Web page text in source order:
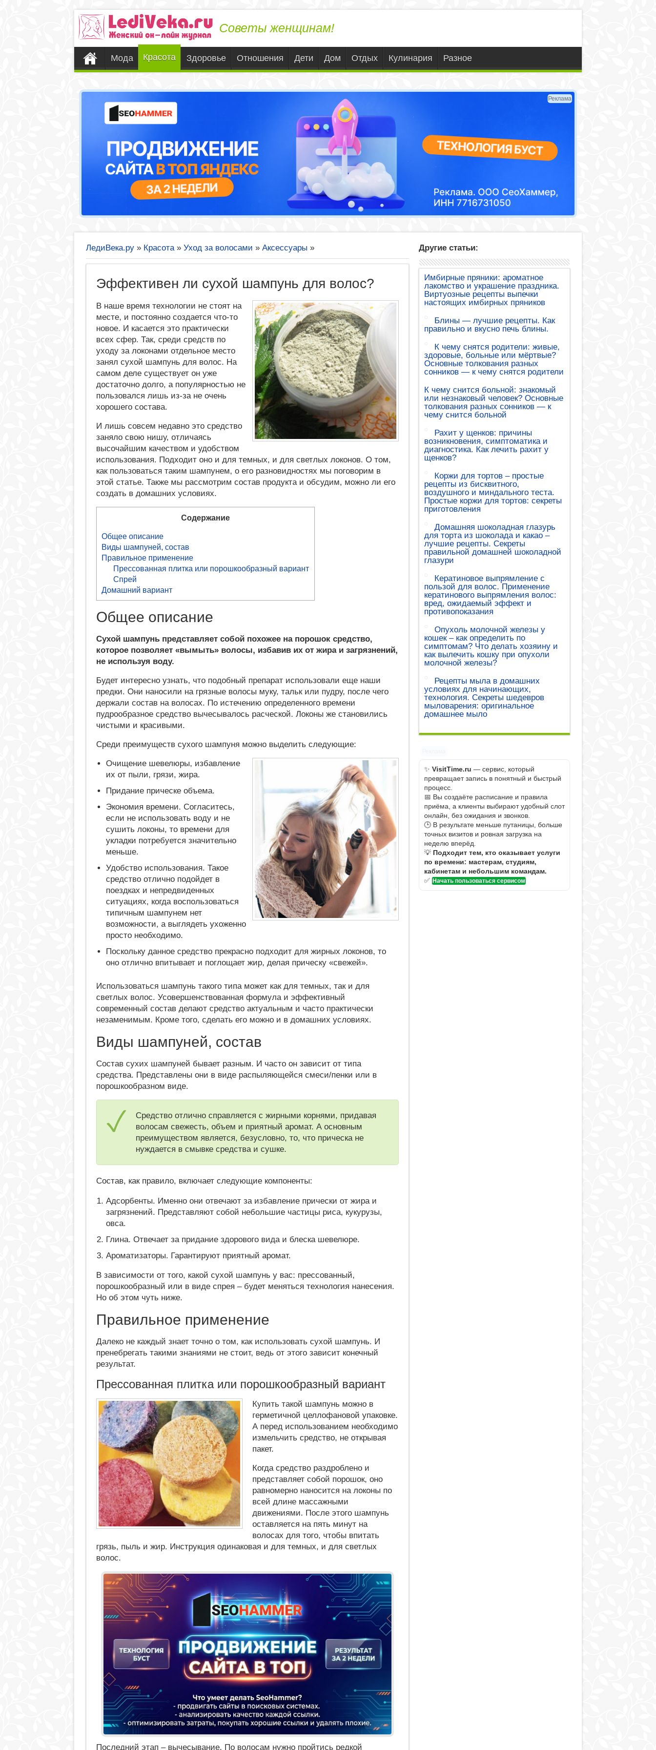
Советы женщинам!
Мода Красота Здоровье Отношения Дети Дом Отдых Кулинария Разное
Реклама
ЛедиВека.ру » Красота » Уход за волосами » Аксессуары »
Эффективен ли сухой шампунь для волос?
В наше время технологии не стоят на
месте, и постоянно создается что-то
новое. И касается это практически
всех сфер. Так, среди средств по
уходу за локонами отдельное место
занял сухой шампунь для волос. На
самом деле существует он уже
достаточно долго, а популярностью не
пользовался лишь из-за не очень
хорошего состава.
И лишь совсем недавно это средство
заняло свою нишу, отличаясь
высочайшим качеством и удобством
использования. Подходит оно и для темных, и для светлых локонов. О том,
как пользоваться таким шампунем, о его разновидностях мы поговорим в
этой статье. Также мы рассмотрим состав продукта и обсудим, можно ли его
создать в домашних условиях.
Содержание
Общее описание
Виды шампуней, состав
Правильное применение
Прессованная плитка или порошкообразный вариант
Спрей
Домашний вариант
Общее описание
Сухой шампунь представляет собой похожее на порошок средство,
которое позволяет «вымыть» волосы, избавив их от жира и загрязнений,
не используя воду.
Будет интересно узнать, что подобный препарат использовали еще наши
предки. Они наносили на грязные волосы муку, тальк или пудру, после чего
держали состав на волосах. По истечению определенного времени
пудрообразное средство вычесывалось расческой. Локоны же становились
чистыми и красивыми.
Среди преимуществ сухого шампуня можно выделить следующие:
Очищение шевелюры, избавление
их от пыли, грязи, жира.
Придание прическе объема.
Экономия времени. Согласитесь,
если не использовать воду и не
сушить локоны, то времени для
укладки потребуется значительно
меньше.
Удобство использования. Такое
средство отлично подойдет в
поездках и непредвиденных
ситуациях, когда воспользоваться
типичным шампунем нет
возможности, а выглядеть ухоженно
просто необходимо.
Поскольку данное средство прекрасно подходит для жирных локонов, то
оно отлично впитывает и поглощает жир, делая прическу «свежей».
Использоваться шампунь такого типа может как для темных, так и для
светлых волос. Усовершенствованная формула и эффективный
современный состав делают средство актуальным и часто практически
незаменимым. Кроме того, сделать его можно и в домашних условиях.
Виды шампуней, состав
Состав сухих шампуней бывает разным. И часто он зависит от типа
средства. Представлены они в виде распыляющейся смеси/пенки или в
порошкообразном виде.
Средство отлично справляется с жирными корнями, придавая
волосам свежесть, объем и приятный аромат. А основным
преимуществом является, безусловно, то, что прическа не
нуждается в смывке средства и сушке.
Состав, как правило, включает следующие компоненты:
Адсорбенты. Именно они отвечают за избавление прически от жира и
загрязнений. Представляют собой небольшие частицы риса, кукурузы,
овса.
Глина. Отвечает за придание здорового вида и блеска шевелюре.
Ароматизаторы. Гарантируют приятный аромат.
В зависимости от того, какой сухой шампунь у вас: прессованный,
порошкообразный или в виде спрея – будет меняться технология нанесения.
Но об этом чуть ниже.
Правильное применение
Далеко не каждый знает точно о том, как использовать сухой шампунь. И
пренебрегать такими знаниями не стоит, ведь от этого зависит конечный
результат.
Прессованная плитка или порошкообразный вариант
Купить такой шампунь можно в
герметичной целлофановой упаковке.
А перед использованием необходимо
измельчить средство, не открывая
пакет.
Когда средство раздроблено и
представляет собой порошок, оно
равномерно наносится на локоны по
всей длине массажными
движениями. После этого шампунь
оставляется на пять минут на
волосах для того, чтобы впитать
грязь, пыль и жир. Инструкция одинаковая и для темных, и для светлых
волос.
Реклама
Последний этап – вычесывание. По волосам нужно пройтись редкой
Другие статьи:
Имбирные пряники: ароматное
лакомство и украшение праздника.
Виртуозные рецепты выпечки
настоящих имбирных пряников
Блины — лучшие рецепты. Как
правильно и вкусно печь блины.
К чему снятся родители: живые,
здоровые, больные или мёртвые?
Основные толкования разных
сонников — к чему снятся родители
К чему снится больной: знакомый
или незнаковый человек? Основные
толкования разных сонников — к
чему снится больной
Рахит у щенков: причины
возникновения, симптоматика и
диагностика. Как лечить рахит у
щенков?
Коржи для тортов – простые
рецепты из бисквитного,
воздушного и миндального теста.
Простые коржи для тортов: секреты
приготовления
Домашняя шоколадная глазурь
для торта из шоколада и какао –
лучшие рецепты. Секреты
правильной домашней шоколадной
глазури
Кератиновое выпрямление с
пользой для волос. Применение
кератинового выпрямления волос:
вред, ожидаемый эффект и
противопоказания
Опухоль молочной железы у
кошек – как определить по
симптомам? Что делать хозяину и
как вылечить кошку при опухоли
молочной железы?
Рецепты мыла в домашних
условиях для начинающих,
технология. Секреты шедевров
мыловарения: оригинальное
домашнее мыло
✨ VisitTime.ru — сервис, который
превращает запись в понятный и быстрый
процесс.
📅 Вы создаёте расписание и правила
приёма, а клиенты выбирают удобный слот
онлайн, без ожидания и звонков.
🕒 В результате меньше путаницы, больше
точных визитов и ровная загрузка на
неделю вперёд.
💡 Подходит тем, кто оказывает услуги
по времени: мастерам, студиям,
кабинетам и небольшим командам.
✅ Начать пользоваться сервисом